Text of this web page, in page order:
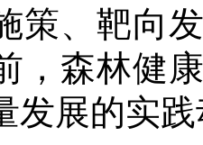
策、靶向
，森林健
发展的实